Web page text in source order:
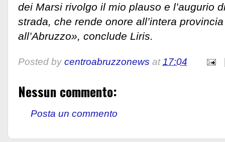
dei Marsi rivolgo il mio plauso e l’augurio
strada, che rende onore all’intera
all’Abruzzo», conclude Liris.
Posted by centroabruzzonews at17:04
Nessun commento:
Posta un commento